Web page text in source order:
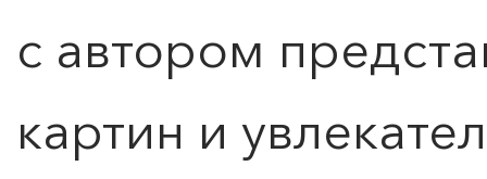
с автором
картин и